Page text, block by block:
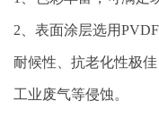
2、表面涂层选用
耐候性、抗老化性极
工业废气等侵蚀。